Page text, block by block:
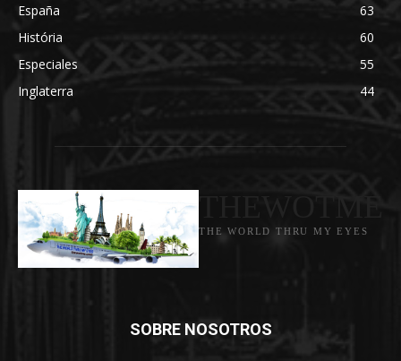
España
63
História
60
Especiales
55
Inglaterra
44
THE WORLD THRU MY EYES
SOBRE NOSOTROS